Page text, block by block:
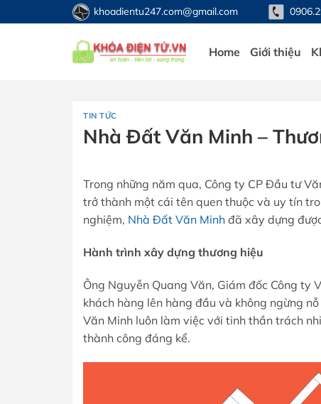
qua
khoadientu247.com@gmail.com
Home Giới thiệu
TIN TỨC
Nhà Đất Văn Minh –
Trong những năm qua, Công ty CP Đầu tư
trở thành một cái tên quen thuộc và uy tín
nghiệm, Nhà Đất Văn Minh đã xây dựng
Hành trình xây dựng thương hiệu
Ông Nguyễn Quang Văn, Giám đốc Công ty
khách hàng lên hàng đầu và không ngừng
Văn Minh luôn làm việc với tinh thần trách
thành công đáng kể.